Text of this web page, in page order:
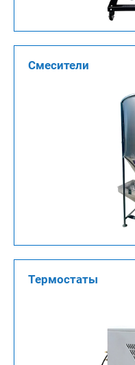
Смесители
Термостаты